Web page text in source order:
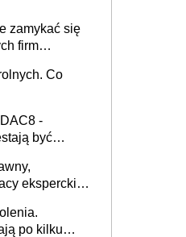
zamykać się
firm
Co
-
być
eksperckiej -
po kilku